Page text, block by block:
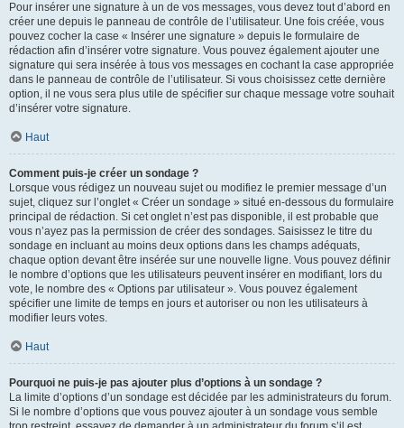
Pour insérer une signature à un de vos messages, vous devez tout d’abord en
créer une depuis le panneau de contrôle de l’utilisateur. Une fois créée, vous
pouvez cocher la case « Insérer une signature » depuis le formulaire de
rédaction afin d’insérer votre signature. Vous pouvez également ajouter une
signature qui sera insérée à tous vos messages en cochant la case appropriée
dans le panneau de contrôle de l’utilisateur. Si vous choisissez cette dernière
option, il ne vous sera plus utile de spécifier sur chaque message votre souhait
d’insérer votre signature.
Haut
Comment puis-je créer un sondage ?
Lorsque vous rédigez un nouveau sujet ou modifiez le premier message d’un
sujet, cliquez sur l’onglet « Créer un sondage » situé en-dessous du formulaire
principal de rédaction. Si cet onglet n’est pas disponible, il est probable que
vous n’ayez pas la permission de créer des sondages. Saisissez le titre du
sondage en incluant au moins deux options dans les champs adéquats,
chaque option devant être insérée sur une nouvelle ligne. Vous pouvez définir
le nombre d’options que les utilisateurs peuvent insérer en modifiant, lors du
vote, le nombre des « Options par utilisateur ». Vous pouvez également
spécifier une limite de temps en jours et autoriser ou non les utilisateurs à
modifier leurs votes.
Haut
Pourquoi ne puis-je pas ajouter plus d’options à un sondage ?
La limite d’options d’un sondage est décidée par les administrateurs du forum.
Si le nombre d’options que vous pouvez ajouter à un sondage vous semble